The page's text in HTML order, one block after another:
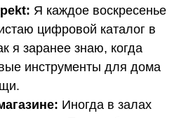
Я каждое воскресенье
цифровой каталог в
я заранее знаю, когда
инструменты для дома
Иногда в залах